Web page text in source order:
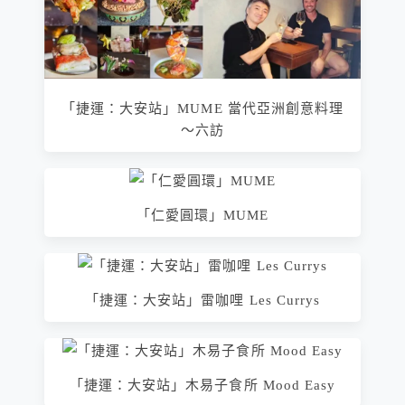
「捷運：大安站」MUME 當代亞洲創意料理
～六訪
「仁愛圓環」MUME
「捷運：大安站」雷咖哩 Les Currys
「捷運：大安站」木易子食所 Mood Easy